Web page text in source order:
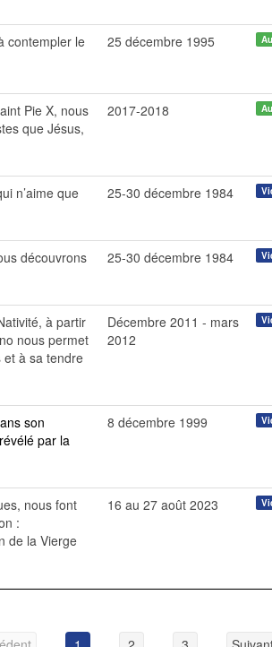
contempler le
25 décembre 1995
Pie X, nous
que Jésus,
2017-2018
n’aime que
25-30 décembre 1984
découvrons
25-30 décembre 1984
à partir
nous permet
et à sa tendre
Décembre 2011 - mars
2012
son
par la
8 décembre 1999
nous font
:
de la Vierge
16 au 27 août 2023